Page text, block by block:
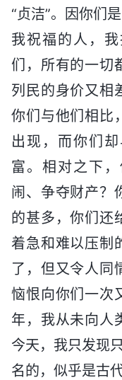
“贞洁”。因你们
我祝福的人，
们，所有的一切
列民的身价又相
你们与他们相比
出现，而你们
富。相对之下
闹、争夺财产？
的甚多，你们还
着急和难以压制
了，但又令人同
恼恨向你们一次
年，我从未向人
今天，我只发现
名的，似乎是古